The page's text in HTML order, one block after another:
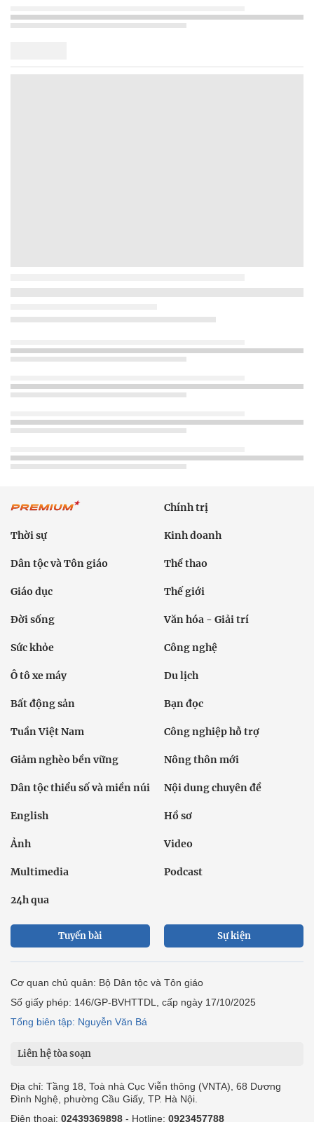
Chính trị
Thời sự Kinh doanh
Dân tộc và Tôn giáo Thể thao
Giáo dục Thế giới
Đời sống Văn hóa - Giải trí
Sức khỏe Công nghệ
Ô tô xe máy Du lịch
Bất động sản Bạn đọc
Tuần Việt Nam Công nghiệp hỗ trợ
Giảm nghèo bền vững Nông thôn mới
Dân tộc thiểu số và miền núi Nội dung chuyên đề
English Hồ sơ
Ảnh Video
Multimedia Podcast
24h qua
Tuyến bài Sự kiện
Cơ quan chủ quản: Bộ Dân tộc và Tôn giáo
Số giấy phép: 146/GP-BVHTTDL, cấp ngày 17/10/2025
Tổng biên tập: Nguyễn Văn Bá
Liên hệ tòa soạn
Địa chỉ: Tầng 18, Toà nhà Cục Viễn thông (VNTA), 68 Dương
Đình Nghệ, phường Cầu Giấy, TP. Hà Nội.
Điện thoại: 02439369898 - Hotline: 0923457788